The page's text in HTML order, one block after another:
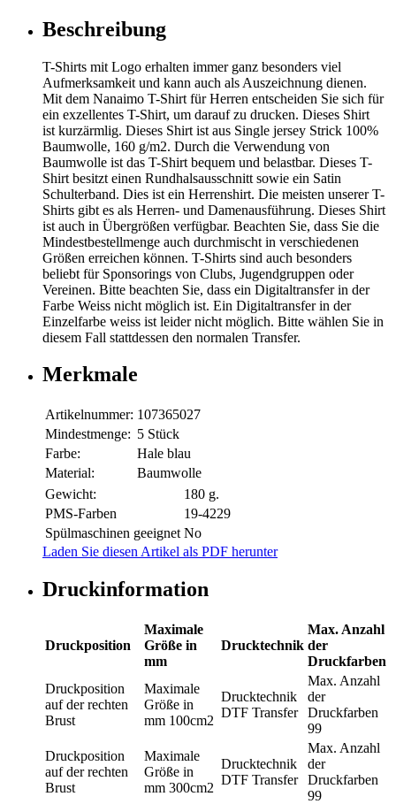
Beschreibung
T-Shirts mit Logo erhalten immer ganz besonders viel
Aufmerksamkeit und kann auch als Auszeichnung dienen.
Mit dem Nanaimo T-Shirt für Herren entscheiden Sie sich für
ein exzellentes T-Shirt, um darauf zu drucken. Dieses Shirt
ist kurzärmlig. Dieses Shirt ist aus Single jersey Strick 100%
Baumwolle, 160 g/m2. Durch die Verwendung von
Baumwolle ist das T-Shirt bequem und belastbar. Dieses T-
Shirt besitzt einen Rundhalsausschnitt sowie ein Satin
Schulterband. Dies ist ein Herrenshirt. Die meisten unserer T-
Shirts gibt es als Herren- und Damenausführung. Dieses Shirt
ist auch in Übergrößen verfügbar. Beachten Sie, dass Sie die
Mindestbestellmenge auch durchmischt in verschiedenen
Größen erreichen können. T-Shirts sind auch besonders
beliebt für Sponsorings von Clubs, Jugendgruppen oder
Vereinen. Bitte beachten Sie, dass ein Digitaltransfer in der
Farbe Weiss nicht möglich ist. Ein Digitaltransfer in der
Einzelfarbe weiss ist leider nicht möglich. Bitte wählen Sie in
diesem Fall stattdessen den normalen Transfer.
Merkmale
Artikelnummer: 107365027
Mindestmenge: 5 Stück
Farbe:
Hale blau
Material:
Baumwolle
Gewicht:
180 g.
PMS-Farben
19-4229
Spülmaschinen geeignet No
Laden Sie diesen Artikel als PDF herunter
Druckinformation
Druckposition
Maximale
Größe in
mm
Drucktechnik
Max. Anzahl
der
Druckfarben
Druckposition
auf der rechten
Brust
Maximale
Größe in
mm 100cm2
Drucktechnik
DTF Transfer
Max. Anzahl
der
Druckfarben
99
Druckposition
auf der rechten
Brust
Maximale
Größe in
mm 300cm2
Drucktechnik
DTF Transfer
Max. Anzahl
der
Druckfarben
99